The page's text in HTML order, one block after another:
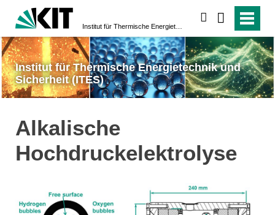
Institut für Thermische Energietechnik und
Sicherheit (ITES)
Alkalische
Hochdruckelektrolyse